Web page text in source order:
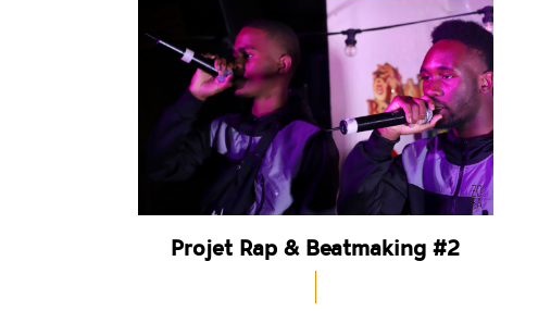
Projet Rap & Beatmaking #2